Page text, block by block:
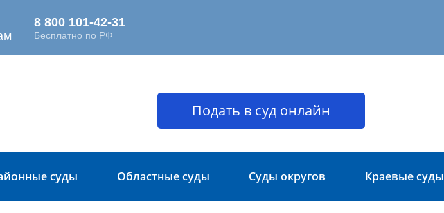
Подать в суд онлайн
суды Областные суды Суды округов Краевые суды